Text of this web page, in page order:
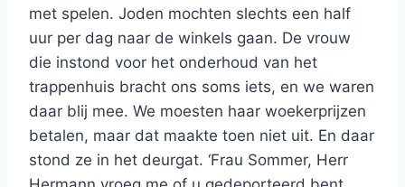
met spelen. Joden mochten slechts een half
uur per dag naar de winkels gaan. De vrouw
die instond voor het onderhoud van het
trappenhuis bracht ons soms iets, en we waren
daar blij mee. We moesten haar woekerprijzen
betalen, maar dat maakte toen niet uit. En daar
stond ze in het deurgat. ‘Frau Sommer, Herr